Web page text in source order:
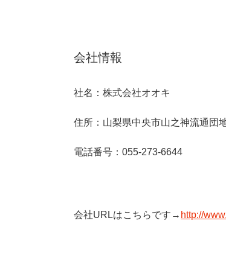
会社情報
社名：株式会社オオキ
住所：山梨県中央市山之神流通団
電話番号：055-273-6644
会社URLはこちらです→ http://